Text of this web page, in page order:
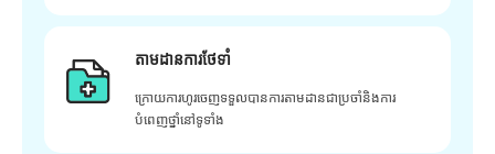
តាមដានការថែទាំ
ក្រោយ​ការ​ហូរ​ចេញ​ទទួល​បាន​ការ​តាមដាន​ជា​ប្រចាំ​និង​ការ​
បំពេញ​ថ្នាំ​នៅ​ទូទាំង​